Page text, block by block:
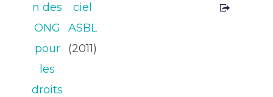
n des
ONG
pour
les
droits
ciel
ASBL
(2011)